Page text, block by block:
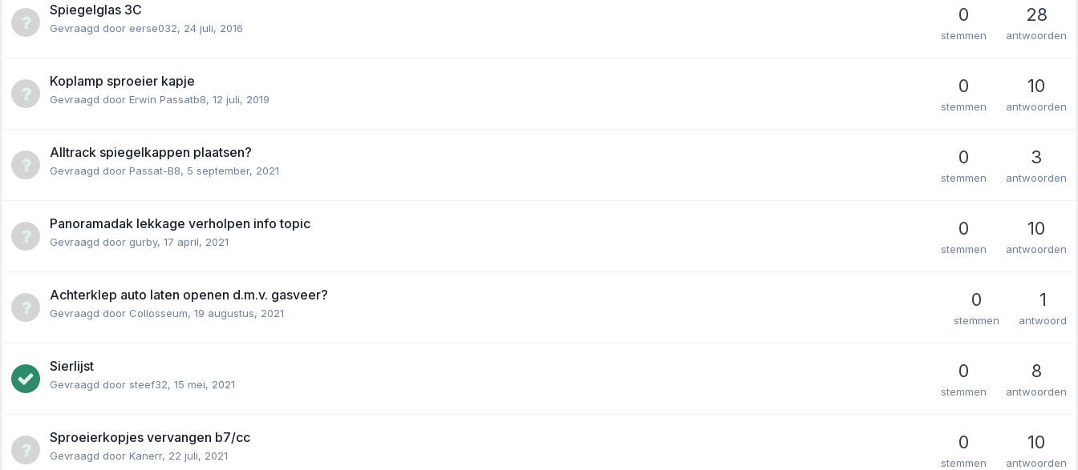
Spiegelglas 3C
Gevraagd door eerse032, 24 juli, 2016
0
stemmen
28
antwoorden
Koplamp sproeier kapje
Gevraagd door Erwin Passatb8, 12 juli, 2019
0
stemmen
10
antwoorden
Alltrack spiegelkappen plaatsen?
Gevraagd door Passat-B8, 5 september, 2021
0
stemmen
3
antwoorden
Panoramadak lekkage verholpen info topic
Gevraagd door gurby, 17 april, 2021
0
stemmen
10
antwoorden
Achterklep auto laten openen d.m.v. gasveer?
Gevraagd door Collosseum, 19 augustus, 2021
0
stemmen
1
antwoord
Sierlijst
Gevraagd door steef32, 15 mei, 2021
0
stemmen
8
antwoorden
Sproeierkopjes vervangen b7/cc
Gevraagd door Kanerr, 22 juli, 2021
0
stemmen
10
antwoorden